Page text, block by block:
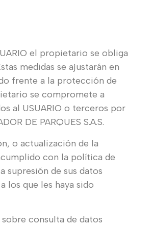
el propietario se obliga
medidas se ajustarán en
frente a la protección de
se compromete a
al USUARIO o terceros por
DE PARQUES S.A.S.
o actualización de la
con la política de
supresión de sus datos
los que les haya sido
consulta de datos